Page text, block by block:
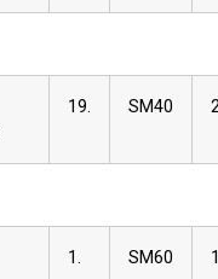
19. SM40
1. SM60